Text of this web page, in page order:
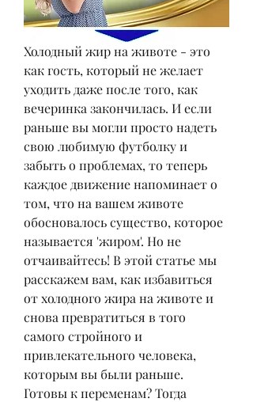
Холодный жир на животе - это
как гость, который не желает
уходить даже после того, как
вечеринка закончилась. И если
раньше вы могли просто надеть
свою любимую футболку и
забыть о проблемах, то теперь
каждое движение напоминает о
том, что на вашем животе
обосновалось существо, которое
называется 'жиром'. Но не
отчаивайтесь! В этой статье мы
расскажем вам, как избавиться
от холодного жира на животе и
снова превратиться в того
самого стройного и
привлекательного человека,
которым вы были раньше.
Готовы к переменам? Тогда